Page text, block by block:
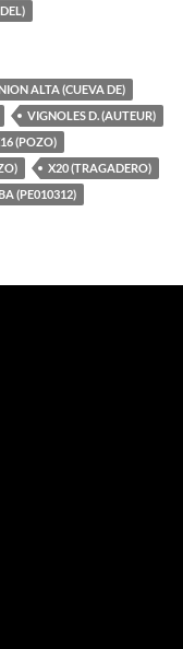
ALTA (CUEVA DE)
VIGNOLES D. (AUTEUR)
(POZO)
X20 (TRAGADERO)
(PE010312)